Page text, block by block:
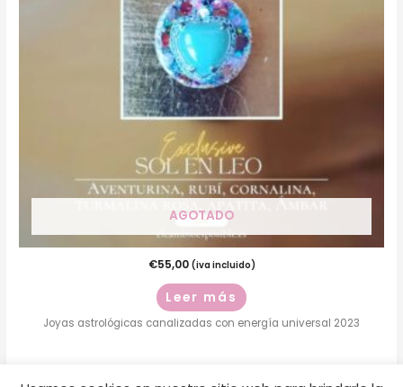
AGOTADO
€55,00 (iva incluido)
Leer más
Joyas astrológicas canalizadas con energía universal 2023